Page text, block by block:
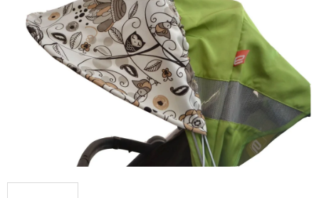
hvězdiček.